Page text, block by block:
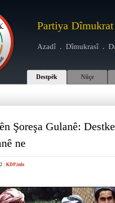
Destpêk Nûçe
Partiya
Azadî . Dîmukrasî .
Şoreşa Gulanê:
ne
KDP.info